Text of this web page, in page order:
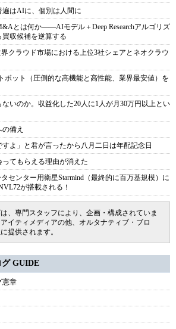
はAIに、個別は人間に
とは何か――AIモデル＋Deep Researchアルゴリズ
収候補を逆算する
クラウド市場における上位3社シェアとネオクラウ
ボット（圧倒的な高機能と高性能、業界最安値）を
ないのか。収益化した20人に1人が月30万円以上とい
備え
すよ」と君が言ったから八月二日は年配記念日
てもらえる理由が消えた
センター用衛星Starmind（最終的に百万基規模）に
が搭載される！
、専門スタッフにより、企画・構成されていま
イティメディアの他、オルタナティブ・ブロ
提供されます。
GUIDE
憲章